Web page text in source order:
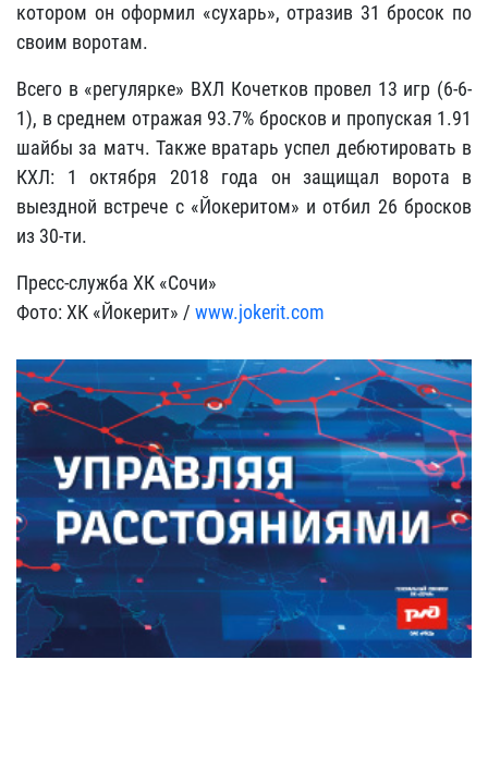
котором он оформил «сухарь», отразив 31 бросок по
своим воротам.
Всего в «регулярке» ВХЛ Кочетков провел 13 игр (6-6-
1), в среднем отражая 93.7% бросков и пропуская 1.91
шайбы за матч. Также вратарь успел дебютировать в
КХЛ: 1 октября 2018 года он защищал ворота в
выездной встрече с «Йокеритом» и отбил 26 бросков
из 30-ти.
Пресс-служба ХК «Сочи»
Фото: ХК «Йокерит» / www.jokerit.com